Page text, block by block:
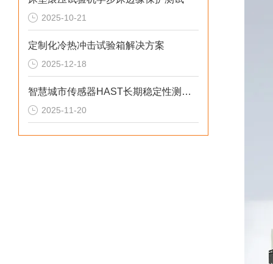
2025-10-21
定制化冷热冲击试验箱解决方案
2025-12-18
智慧城市传感器HAST长期稳定性测试系统
2025-11-20